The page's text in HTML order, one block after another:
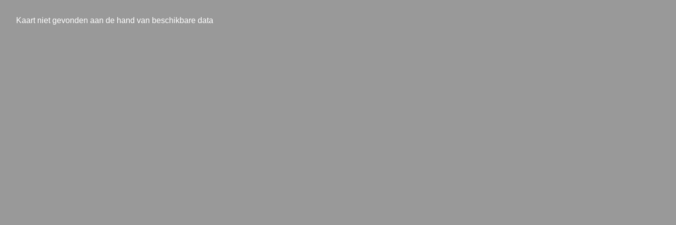
Kaart niet gevonden aan de hand van beschikbare data